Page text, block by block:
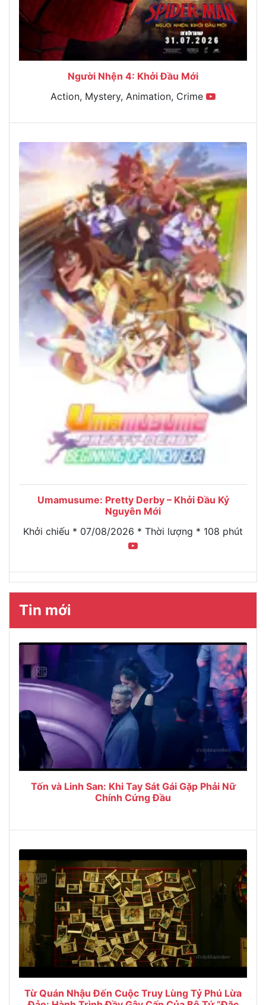
Người Nhện 4: Khởi Đầu Mới
Action, Mystery, Animation, Crime
Umamusume: Pretty Derby – Khởi Đầu Kỷ
Nguyên Mới
Khởi chiếu * 07/08/2026 * Thời lượng * 108 phút
Tin mới
Tốn và Linh San: Khi Tay Sát Gái Gặp Phải Nữ
Chính Cứng Đầu
Từ Quán Nhậu Đến Cuộc Truy Lùng Tỷ Phú Lừa